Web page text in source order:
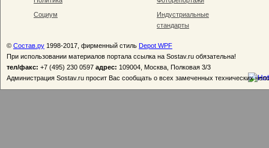
Социум
Индустриальные
стандарты
© Состав.ру 1998-2017, фирменный стиль Depot WPF
При использовании материалов портала ссылка на Sostav.ru обязательна!
тел/факс: +7 (495) 230 0597 адрес: 109004, Москва, Полковая 3/3
Администрация Sostav.ru просит Вас сообщать о всех замеченных технических